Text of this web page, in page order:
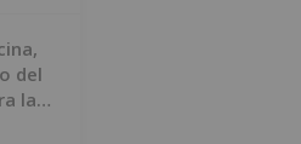
del
la